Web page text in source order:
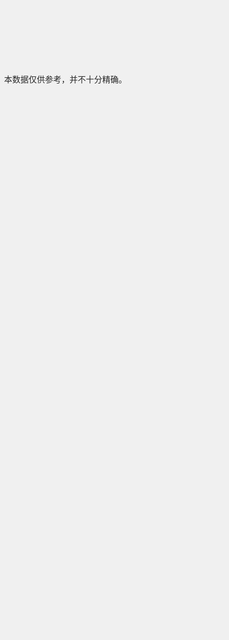
本数据仅供参考，并不十分精确。